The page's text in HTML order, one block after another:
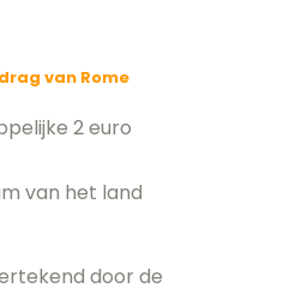
van Rome
2 euro
van het land
door de